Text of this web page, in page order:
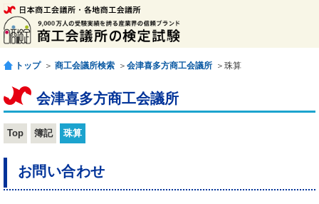
トップ ＞ 商工会議所検索 ＞ 会津喜多方商工会議所 ＞珠算
会津喜多方商工会議所
Top 簿記 珠算
お問い合わせ